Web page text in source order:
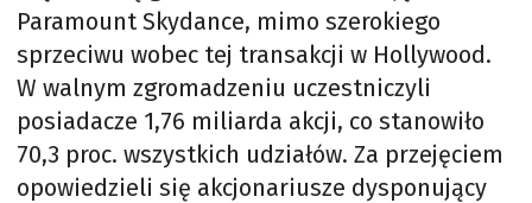
Paramount Skydance, mimo szerokiego
sprzeciwu wobec tej transakcji w Hollywood.
W walnym zgromadzeniu uczestniczyli
posiadacze 1,76 miliarda akcji, co stanowiło
70,3 proc. wszystkich udziałów. Za przejęciem
opowiedzieli się akcjonariusze dysponujący